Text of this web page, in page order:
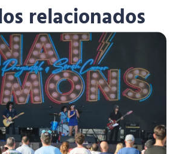
relacionados